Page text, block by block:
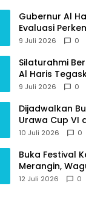
Gubernur Al
Evaluasi
Pelaksanaan
9 Juli 2026 0
Silaturahmi
Al Haris
Terus Rangkul
9 Juli 2026 0
Dijadwalkan
Urawa Cup VI
Bhumi,
10 Juli 2026 0
Buka Festival
Merangin,
Ajak Generasi
12 Juli 2026 0